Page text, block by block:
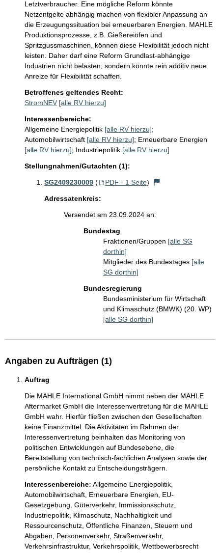
Letztverbraucher. Eine mögliche Reform könnte
Netzentgelte abhängig machen von flexibler Anpassung an
die Erzeugungssituation bei erneuerbaren Energien. MAHLE
Produktionsprozesse, z.B. Gießereiöfen und
Spritzgussmaschinen, können diese Flexibilität jedoch nicht
leisten. Daher darf eine Reform Grundlast-abhängige
Industrien nicht belasten, sondern könnte rein additiv neue
Anreize für Flexibilität schaffen.
Betroffenes geltendes Recht:
StromNEV [alle RV hierzu]
Interessenbereiche:
Allgemeine Energiepolitik [alle RV hierzu];
Automobilwirtschaft [alle RV hierzu]; Erneuerbare Energien
[alle RV hierzu]; Industriepolitik [alle RV hierzu]
Stellungnahmen/Gutachten (1):
SG2409230009 ( PDF - 1 Seite)
Adressatenkreis:
Versendet am 23.09.2024 an:
Bundestag
Fraktionen/Gruppen [alle SG
dorthin]
Mitglieder des Bundestages [alle
SG dorthin]
Bundesregierung
Bundesministerium für Wirtschaft
und Klimaschutz (BMWK) (20. WP)
[alle SG dorthin]
Angaben zu Aufträgen (1)
Auftrag
Die MAHLE International GmbH nimmt neben der MAHLE
Aftermarket GmbH die Interessenvertretung für die MAHLE
GmbH wahr. Hierfür fließen zwischen den Gesellschaften
keine Finanzmittel. Die Aktivitäten im Rahmen der
Interessenvertretung beinhalten das Monitoring von
politischen Entwicklungen auf Bundesebene, die
Bereitstellung von technisch-fachlichen Analysen sowie der
persönliche Kontakt zu Entscheidungsträgern.
Interessenbereiche: Allgemeine Energiepolitik,
Automobilwirtschaft, Erneuerbare Energien, EU-
Gesetzgebung, Güterverkehr, Immissionsschutz,
Industriepolitik, Klimaschutz, Nachhaltigkeit und
Ressourcenschutz, Öffentliche Finanzen, Steuern und
Abgaben, Personenverkehr, Straßenverkehr,
Verkehrsinfrastruktur, Verkehrspolitik, Wettbewerbsrecht